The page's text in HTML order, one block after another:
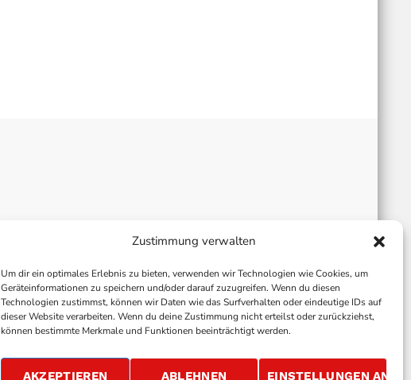
Zustimmung verwalten
Um dir ein optimales Erlebnis zu bieten, verwenden wir Technologien wie Cookies, um
Geräteinformationen zu speichern und/oder darauf zuzugreifen. Wenn du diesen
Technologien zustimmst, können wir Daten wie das Surfverhalten oder eindeutige IDs auf
dieser Website verarbeiten. Wenn du deine Zustimmung nicht erteilst oder zurückziehst,
können bestimmte Merkmale und Funktionen beeinträchtigt werden.
AKZEPTIEREN ABLEHNEN EINSTELLUNGEN